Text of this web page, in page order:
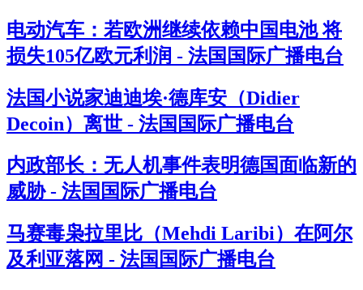
电动汽车：若欧洲继续依赖中国电池 将
损失105亿欧元利润 - 法国国际广播电台
法国小说家迪迪埃·德库安（Didier
Decoin）离世 - 法国国际广播电台
内政部长：无人机事件表明德国面临新的
威胁 - 法国国际广播电台
马赛毒枭拉里比（Mehdi Laribi）在阿尔
及利亚落网 - 法国国际广播电台